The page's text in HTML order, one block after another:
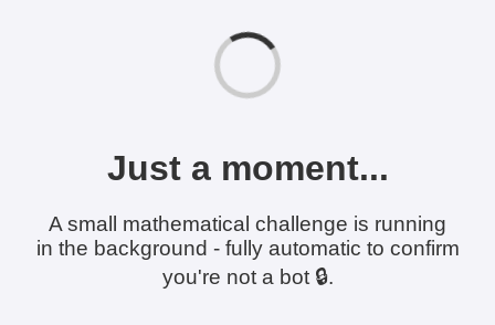
Just a moment...
A small mathematical challenge is running
in the background - fully automatic to confirm
you're not a bot 🔒.